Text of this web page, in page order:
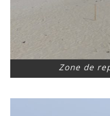
Zone de